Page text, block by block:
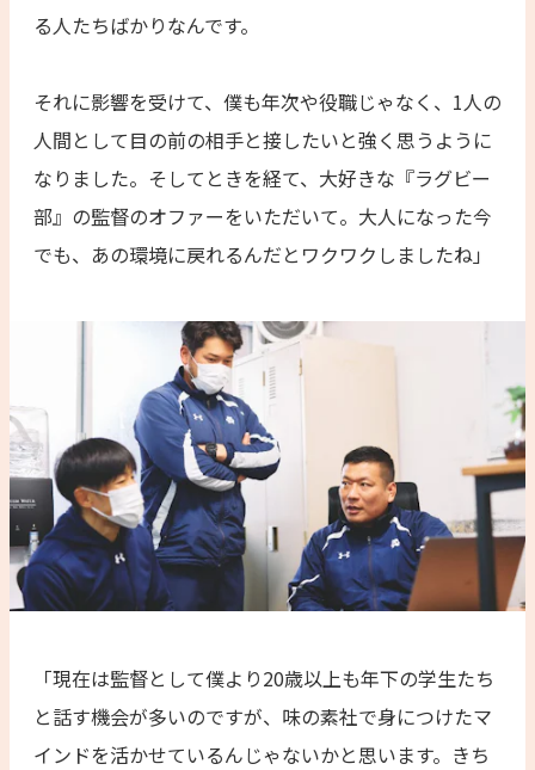
る人たちばかりなんです。
それに影響を受けて、僕も年次や役職じゃなく、1人の
人間として目の前の相手と接したいと強く思うように
なりました。そしてときを経て、大好きな『ラグビー
部』の監督のオファーをいただいて。大人になった今
でも、あの環境に戻れるんだとワクワクしましたね」
「現在は監督として僕より20歳以上も年下の学生たち
と話す機会が多いのですが、味の素社で身につけたマ
インドを活かせているんじゃないかと思います。きち